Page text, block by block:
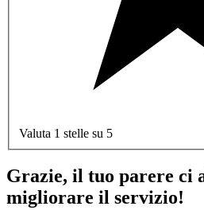
Valuta 1 stelle su 5
Grazie, il tuo parere ci
migliorare il servizio!